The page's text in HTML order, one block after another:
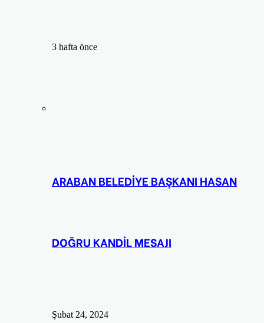
3 hafta önce
ARABAN BELEDİYE BAŞKANI HASAN
DOĞRU KANDİL MESAJI
Şubat 24, 2024